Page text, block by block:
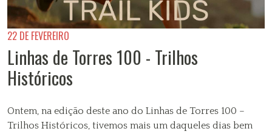
22 DE FEVEREIRO
Linhas de Torres 100 - Trilhos
Históricos
Ontem, na edição deste ano do Linhas de Torres 100 –
Trilhos Históricos, tivemos mais um daqueles dias bem